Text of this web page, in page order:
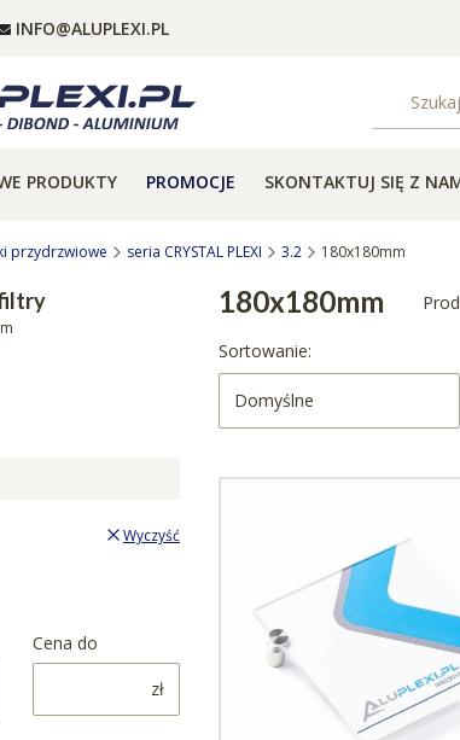
INFO@ALUPLEXI.PL
PRODUKTY PROMOCJE SKONTAKTUJ SIĘ Z
przydrzwiowe seria CRYSTAL PLEXI 3.2 180x180mm
Wyczyść
Cena do
zł
180x180mm
Lista produktów
Sortowanie:
Domyślne